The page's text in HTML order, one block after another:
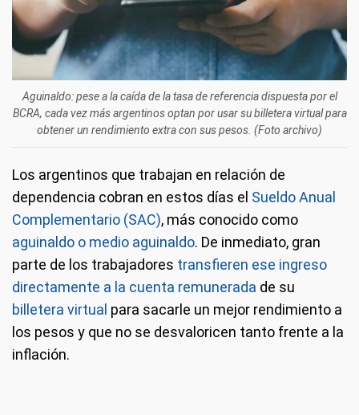
Aguinaldo: pese a la caída de la tasa de referencia dispuesta por el
BCRA, cada vez más argentinos optan por usar su billetera virtual para
obtener un rendimiento extra con sus pesos. (Foto archivo)
Los argentinos que trabajan en relación de
dependencia cobran en estos días el Sueldo Anual
Complementario (SAC), más conocido como
aguinaldo o medio aguinaldo. De inmediato, gran
parte de los trabajadores transfieren ese ingreso
directamente a la cuenta remunerada de su
billetera virtual para sacarle un mejor rendimiento a
los pesos y que no se desvaloricen tanto frente a la
inflación.